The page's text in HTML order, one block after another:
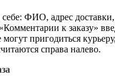
ФИО, адрес
к заказу»
могут пригодиться
справа налево.